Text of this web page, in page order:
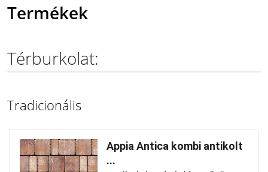
Termékek
Térburkolat:
Tradicionális
Appia Antica kombi antikolt
...